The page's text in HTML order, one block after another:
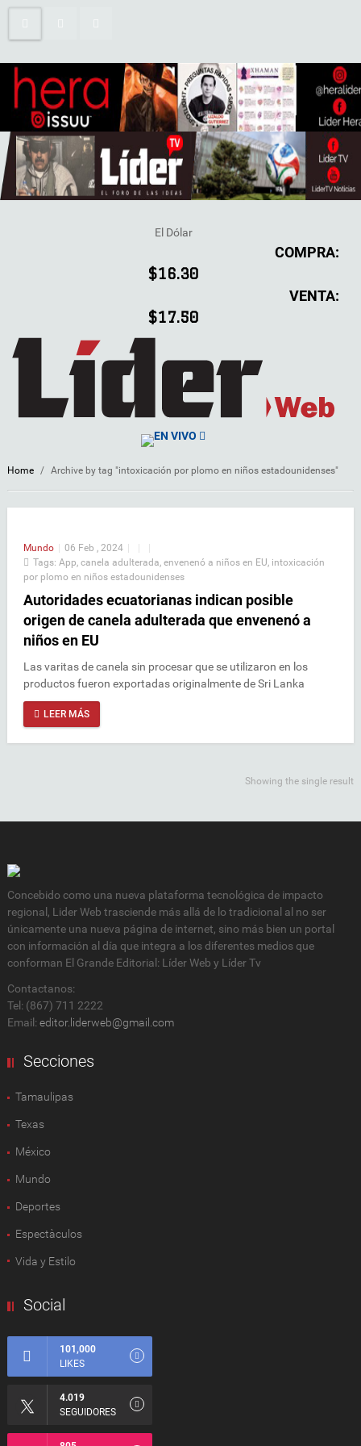
El Dólar
COMPRA:
$16.30
VENTA:
$17.50
EN VIVO
Home / Archive by tag "intoxicación por plomo en niños estadounidenses"
Mundo 06 Feb , 2024
Tags: App, canela adulterada, envenenó a niños en EU, intoxicación
por plomo en niños estadounidenses
Autoridades ecuatorianas indican posible
origen de canela adulterada que envenenó a
niños en EU
Las varitas de canela sin procesar que se utilizaron en los
productos fueron exportadas originalmente de Sri Lanka
LEER MÁS
Showing the single result
Concebido como una nueva plataforma tecnológica de impacto
regional, Lider Web trasciende más allá de lo tradicional al no ser
únicamente una nueva página de internet, sino más bien un portal
con información al día que integra a los diferentes medios que
conforman El Grande Editorial: Líder Web y Líder Tv
Contactanos:
Tel: (867) 711 2222
Email: editor.liderweb@gmail.com
Secciones
Tamaulipas
Texas
México
Mundo
Deportes
Espectàculos
Vida y Estilo
Social
101,000
LIKES
4.019
SEGUIDORES